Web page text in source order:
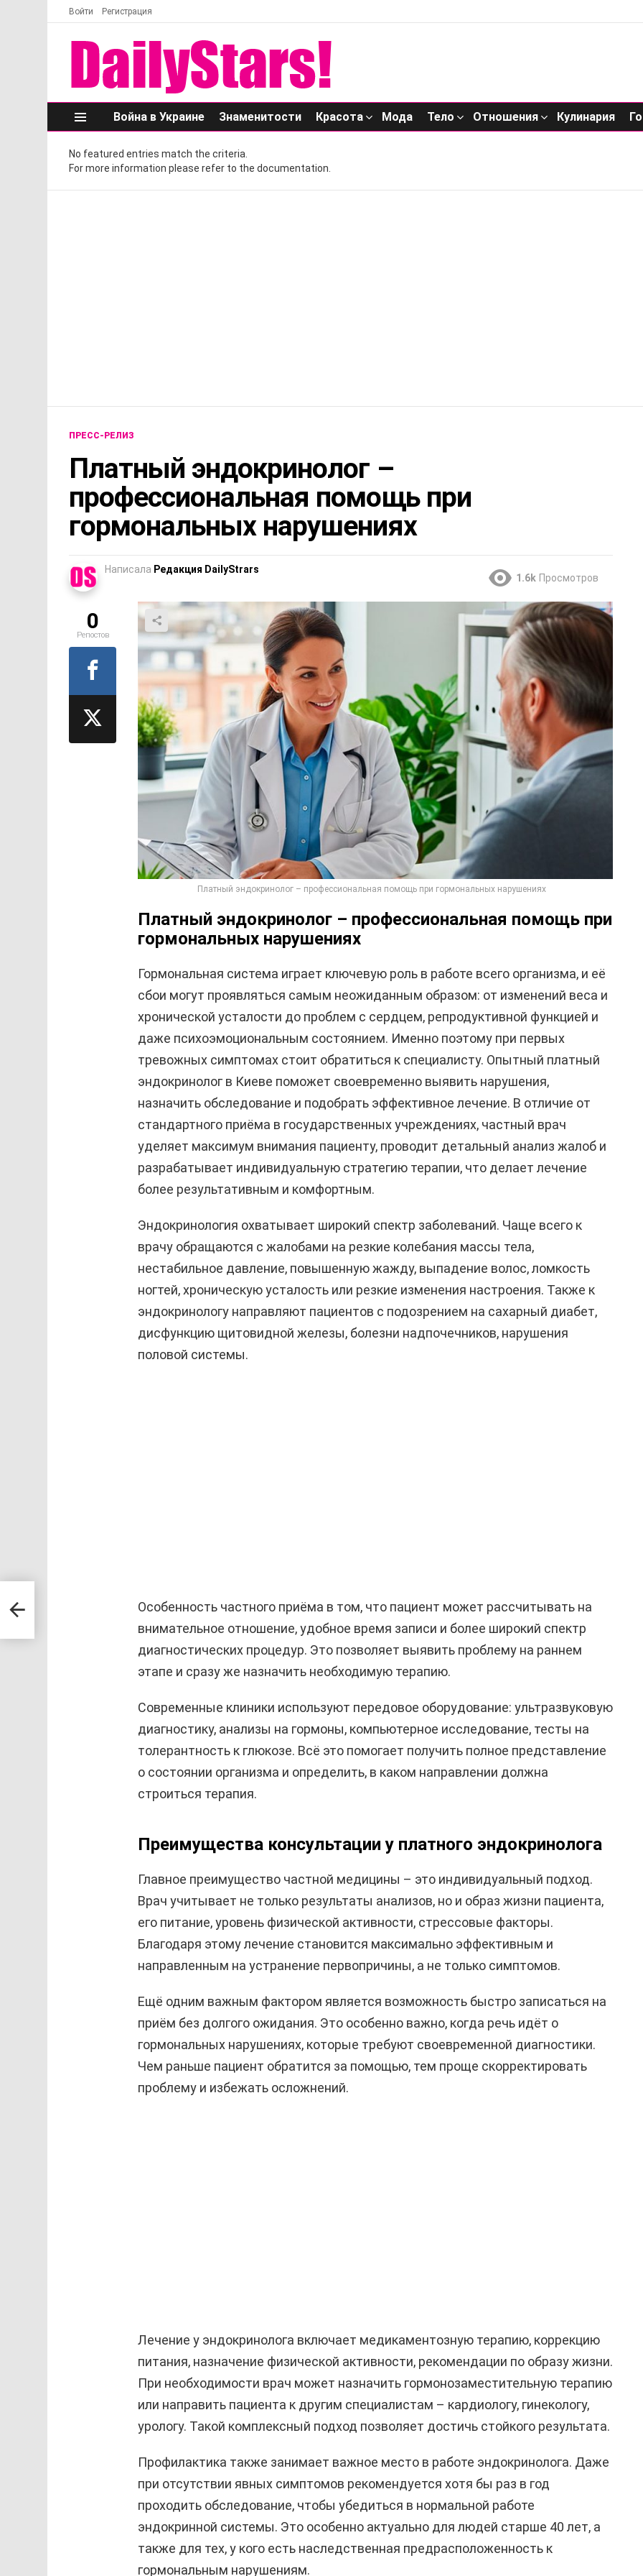
Войти Регистрация
Меню
Война в Украине Знаменитости Красота Мода Тело Отношения Кулинария
No featured entries match the criteria.
For more information please refer to the documentation.
ПРЕСС-РЕЛИЗ
Платный эндокринолог –
профессиональная помощь при
гормональных нарушениях
Написала Редакция DailyStrars
1.6k Просмотров
Платный эндокринолог – профессиональная помощь при гормональных нарушениях
Платный эндокринолог – профессиональная помощь при
гормональных нарушениях
Гормональная система играет ключевую роль в работе всего организма, и её
сбои могут проявляться самым неожиданным образом: от изменений веса и
хронической усталости до проблем с сердцем, репродуктивной функцией и
даже психоэмоциональным состоянием. Именно поэтому при первых
тревожных симптомах стоит обратиться к специалисту. Опытный платный
эндокринолог в Киеве поможет своевременно выявить нарушения,
назначить обследование и подобрать эффективное лечение. В отличие от
стандартного приёма в государственных учреждениях, частный врач
уделяет максимум внимания пациенту, проводит детальный анализ жалоб и
разрабатывает индивидуальную стратегию терапии, что делает лечение
более результативным и комфортным.
Эндокринология охватывает широкий спектр заболеваний. Чаще всего к
врачу обращаются с жалобами на резкие колебания массы тела,
нестабильное давление, повышенную жажду, выпадение волос, ломкость
ногтей, хроническую усталость или резкие изменения настроения. Также к
эндокринологу направляют пациентов с подозрением на сахарный диабет,
дисфункцию щитовидной железы, болезни надпочечников, нарушения
половой системы.
Особенность частного приёма в том, что пациент может рассчитывать на
внимательное отношение, удобное время записи и более широкий спектр
диагностических процедур. Это позволяет выявить проблему на раннем
этапе и сразу же назначить необходимую терапию.
Современные клиники используют передовое оборудование: ультразвуковую
диагностику, анализы на гормоны, компьютерное исследование, тесты на
толерантность к глюкозе. Всё это помогает получить полное представление
о состоянии организма и определить, в каком направлении должна
строиться терапия.
Преимущества консультации у платного эндокринолога
Главное преимущество частной медицины – это индивидуальный подход.
Врач учитывает не только результаты анализов, но и образ жизни пациента,
его питание, уровень физической активности, стрессовые факторы.
Благодаря этому лечение становится максимально эффективным и
направленным на устранение первопричины, а не только симптомов.
Ещё одним важным фактором является возможность быстро записаться на
приём без долгого ожидания. Это особенно важно, когда речь идёт о
гормональных нарушениях, которые требуют своевременной диагностики.
Чем раньше пациент обратится за помощью, тем проще скорректировать
проблему и избежать осложнений.
Лечение у эндокринолога включает медикаментозную терапию, коррекцию
питания, назначение физической активности, рекомендации по образу жизни.
При необходимости врач может назначить гормонозаместительную терапию
или направить пациента к другим специалистам – кардиологу, гинекологу,
урологу. Такой комплексный подход позволяет достичь стойкого результата.
Профилактика также занимает важное место в работе эндокринолога. Даже
при отсутствии явных симптомов рекомендуется хотя бы раз в год
проходить обследование, чтобы убедиться в нормальной работе
эндокринной системы. Это особенно актуально для людей старше 40 лет, а
также для тех, у кого есть наследственная предрасположенность к
гормональным нарушениям.
0
Репостов